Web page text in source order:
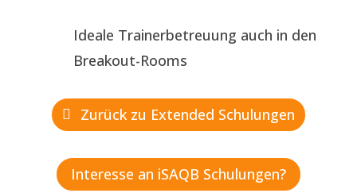
Ideale Trainerbetreuung auch in den
Breakout-Rooms
Zurück zu Extended Schulungen
Interesse an iSAQB Schulungen?